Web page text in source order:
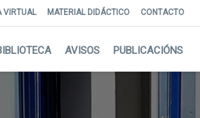
CONTACTO
MATERIAL DIDÁCTICO
VIRTUAL
AVISOS PUBLICACIÓNS